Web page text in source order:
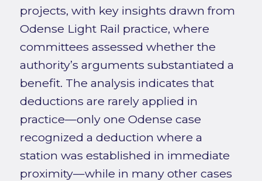
projects, with key insights drawn from
Odense Light Rail practice, where
committees assessed whether the
authority’s arguments substantiated a
benefit. The analysis indicates that
deductions are rarely applied in
practice—only one Odense case
recognized a deduction where a
station was established in immediate
proximity—while in many other cases